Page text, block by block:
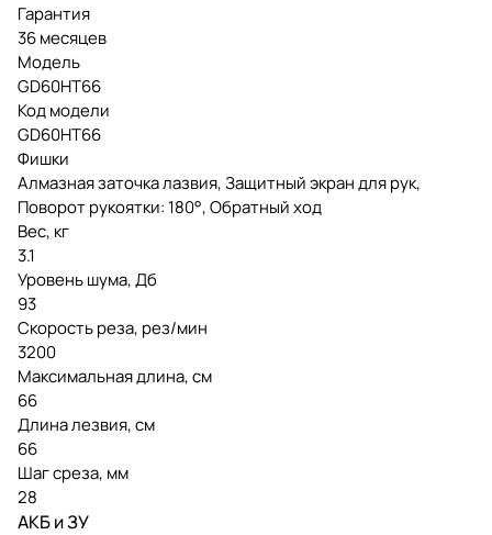
Гарантия
36 месяцев
Модель
GD60HT66
Код модели
GD60HT66
Фишки
Алмазная заточка лазвия, Защитный экран для рук,
Поворот рукоятки: 180°, Обратный ход
Вес, кг
3.1
Уровень шума, Дб
93
Скорость реза, рез/мин
3200
Максимальная длина, см
66
Длина лезвия, см
66
Шаг среза, мм
28
АКБ и ЗУ